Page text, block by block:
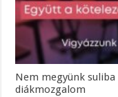
Nem megyünk
diákmozgalom